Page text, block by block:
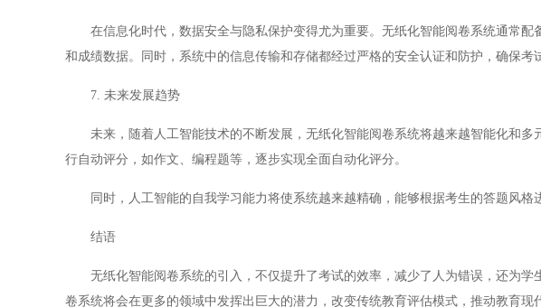
在信息化时代，数据安全与隐私保护变得尤为重要。无纸化智能阅卷系统通常配
和成绩数据。同时，系统中的信息传输和存储都经过严格的安全认证和防护，确保考
7. 未来发展趋势
未来，随着人工智能技术的不断发展，无纸化智能阅卷系统将越来越智能化和多
行自动评分，如作文、编程题等，逐步实现全面自动化评分。
同时，人工智能的自我学习能力将使系统越来越精确，能够根据考生的答题风格
结语
无纸化智能阅卷系统的引入，不仅提升了考试的效率，减少了人为错误，还为学
卷系统将会在更多的领域中发挥出巨大的潜力，改变传统教育评估模式，推动教育现